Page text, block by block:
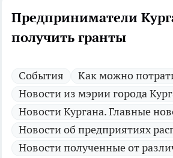
Предприниматели
получить гранты
Cобытия
Как можно
Новости из мэрии города
Новости Кургана. Главные
Новости об предприятиях
Новости полученные от